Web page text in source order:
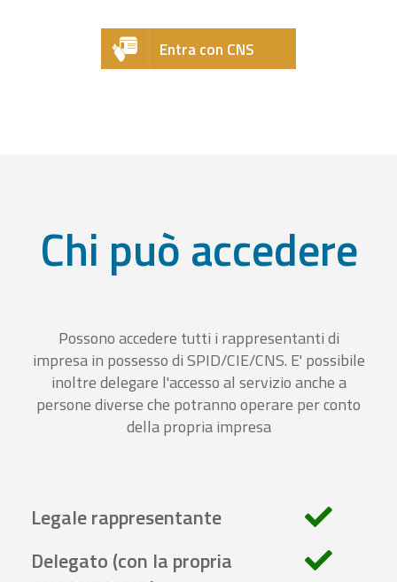
Entra con CNS
Chi può accedere
Possono accedere tutti i rappresentanti di
impresa in possesso di SPID/CIE/CNS. E' possibile
inoltre delegare l'accesso al servizio anche a
persone diverse che potranno operare per conto
della propria impresa
Legale rappresentante
Delegato (con la propria